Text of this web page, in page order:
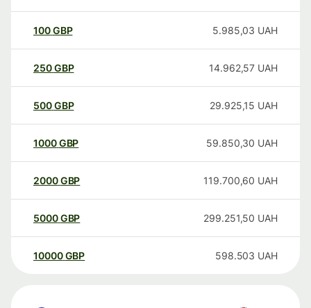
100GBP 5.985,03 UAH
250GBP 14.962,57 UAH
500GBP 29.925,15 UAH
1000GBP 59.850,30 UAH
2000GBP 119.700,60 UAH
5000GBP 299.251,50 UAH
10000 GBP 598.503 UAH